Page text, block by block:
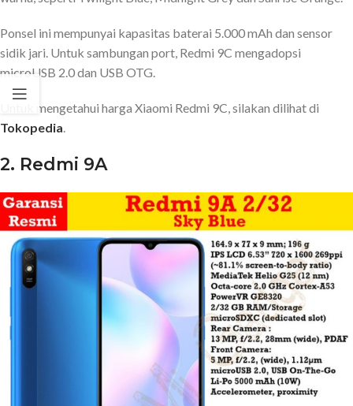
Ponsel ini mempunyai kapasitas baterai 5.000 mAh dan sensor
sidik jari. Untuk sambungan port, Redmi 9C mengadopsi
microUSB 2.0 dan USB OTG.
Untuk mengetahui harga Xiaomi Redmi 9C, silakan dilihat di
Tokopedia.
2. Redmi 9A